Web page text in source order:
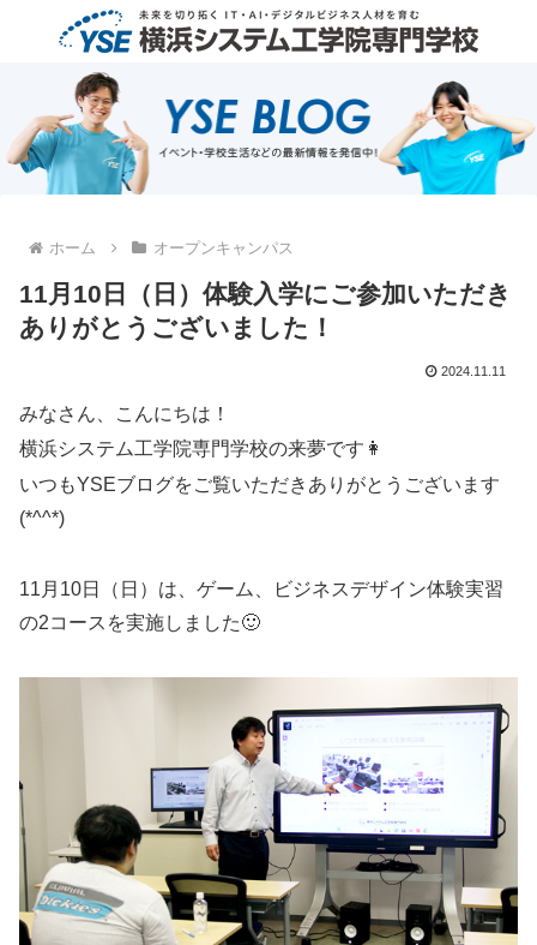
ホーム オープンキャンパス
11月10日（日）体験入学にご参加いただき
ありがとうございました！
2024.11.11
みなさん、こんにちは！
横浜システム工学院専門学校の来夢です👩
いつもYSEブログをご覧いただきありがとうございます
(*^^*)
11月10日（日）は、ゲーム、ビジネスデザイン体験実習
の2コースを実施しました🙂